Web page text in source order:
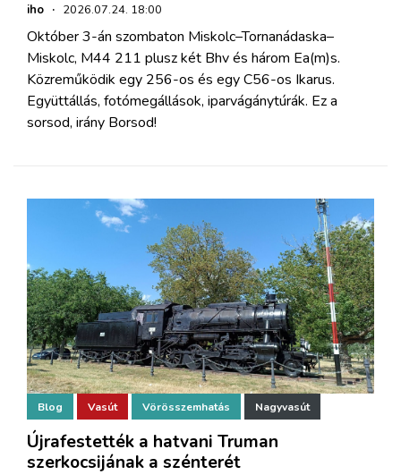
iho · 2026.07.24. 18:00
Október 3-án szombaton Miskolc–Tornanádaska–
Miskolc, M44 211 plusz két Bhv és három Ea(m)s.
Közreműködik egy 256-os és egy C56-os Ikarus.
Együttállás, fotómegállások, iparvágánytúrák. Ez a
sorsod, irány Borsod!
Blog Vasút Vörösszemhatás Nagyvasút
Újrafestették a hatvani Truman
szerkocsijának a szénterét